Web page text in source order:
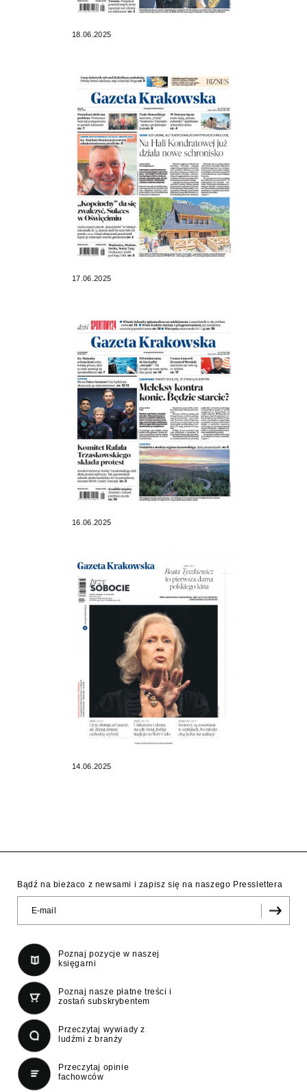
18.06.2025
17.06.2025
16.06.2025
14.06.2025
Bądź na bieżaco z newsami i zapisz się na naszego Presslettera
Poznaj pozycje w naszej
księgarni
Poznaj nasze płatne treści i
zostań subskrybentem
Przeczytaj wywiady z
ludźmi z branży
Przeczytaj opinie
fachowców